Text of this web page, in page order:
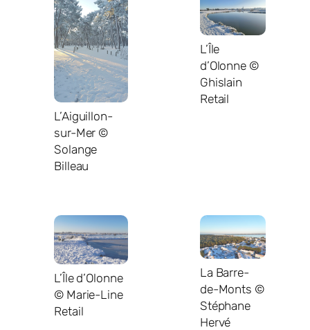
L’Aiguillon-
sur-Mer ©
Solange
Billeau
L’Île
d’Olonne ©
Ghislain
Retail
L’Île d’Olonne
© Marie-Line
Retail
La Barre-
de-Monts ©
Stéphane
Hervé